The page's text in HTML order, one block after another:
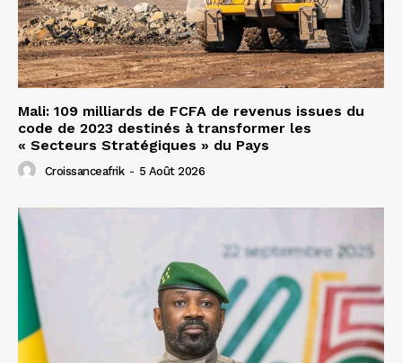
Mali: 109 milliards de FCFA de revenus issues du
code de 2023 destinés à transformer les
« Secteurs Stratégiques » du Pays
Croissanceafrik - 5 Août 2026